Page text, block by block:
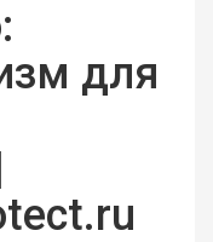
для